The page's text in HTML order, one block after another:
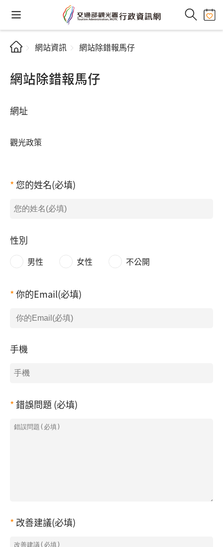
網站資訊 網站除錯報馬仔
網站除錯報馬仔
網址
觀光政策
您的姓名(必填)
性別
男性 女性 不公開
你的Email(必填)
手機
錯誤問題 (必填)
改善建議(必填)